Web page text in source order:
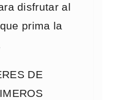
disfrutar al
prima la
DE